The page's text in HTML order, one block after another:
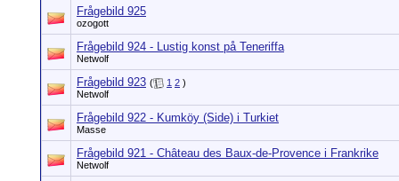
Frågebild 925
ozogott
Frågebild 924 - Lustig konst på Teneriffa
Netwolf
Frågebild 923 ( 1 2 )
Netwolf
Frågebild 922 - Kumköy (Side) i Turkiet
Masse
Frågebild 921 - Château des Baux-de-Provence i Frankrike
Netwolf